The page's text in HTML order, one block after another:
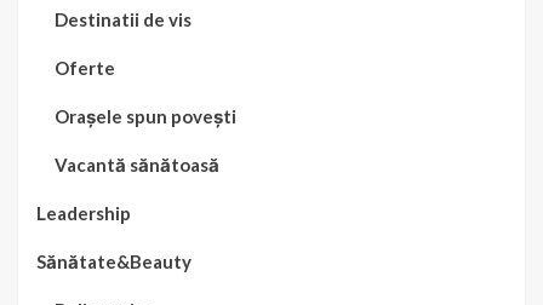
Destinatii de vis
Oferte
Orașele spun povești
Vacantă sănătoasă
Leadership
Sănătate&Beauty